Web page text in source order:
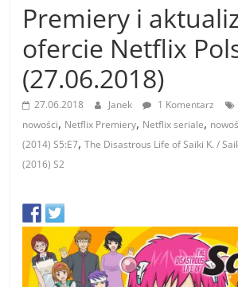
Premiery i
ofercie Netflix
(27.06.2018)
27.06.2018 Janek 1 Komentarz
nowości, Netflix Premiery, Netflix seriale,
(2014) S5:E7,The Disastrous Life of Saiki K. /
(2016) S2